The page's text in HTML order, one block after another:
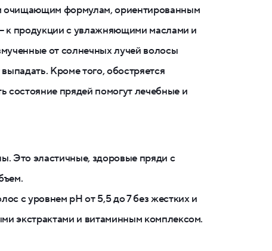
очищающим формулам, ориентированным
к продукции с увлажняющими маслами и
от солнечных лучей волосы
Кроме того, обостряется
состояние прядей помогут лечебные и
Это эластичные, здоровые пряди с
с уровнем pH от 5,5 до 7 без жестких и
экстрактами и витаминным комплексом.